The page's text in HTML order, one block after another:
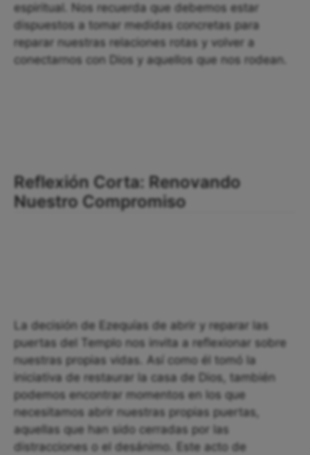
espiritual. Nos recuerda que debemos estar
dispuestos a tomar medidas concretas para
reparar nuestras relaciones rotas y volver a
conectarnos con Dios y aquellos que nos rodean.
Reflexión Corta: Renovando
Nuestro Compromiso
La decisión de Ezequías de abrir y reparar las
puertas del Templo nos invita a reflexionar sobre
nuestras propias vidas. Así como él tomó la
iniciativa de restaurar la casa de Dios, también
podemos encontrar momentos en los que
necesitamos abrir nuestras propias puertas,
aquellas que han sido cerradas por las
distracciones o el desánimo. Este acto de